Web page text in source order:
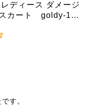
ディース ダメージ
カート goldy-176
す。